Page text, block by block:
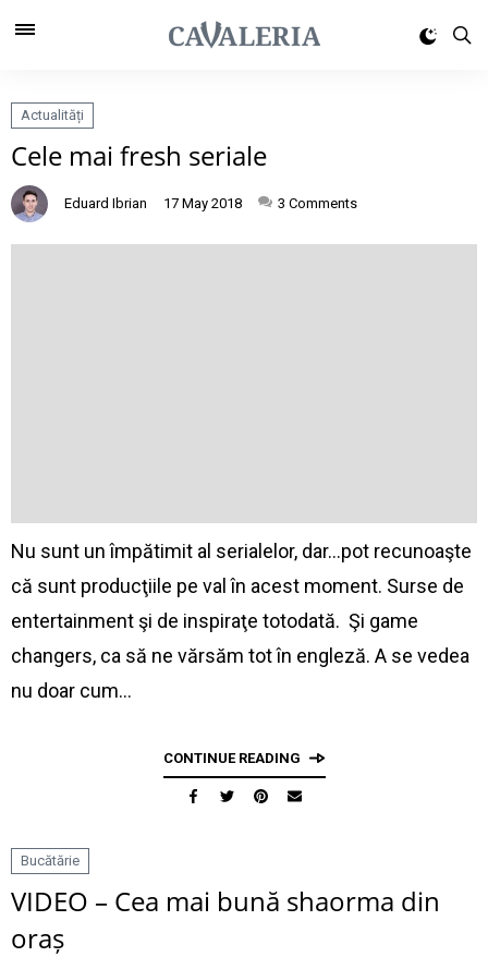
Actualități
Cele mai fresh seriale
Eduard Ibrian 17 May 2018 3 Comments
Nu sunt un împătimit al serialelor, dar…pot recunoaşte
că sunt producţiile pe val în acest moment. Surse de
entertainment şi de inspiraţe totodată. Şi game
changers, ca să ne vărsăm tot în engleză. A se vedea
nu doar cum…
CONTINUE READING
Bucătărie
VIDEO – Cea mai bună shaorma din
oraș